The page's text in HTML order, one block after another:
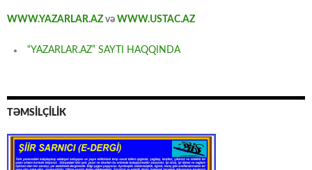
WWW.YAZARLAR.AZ və WWW.USTAC.AZ
“YAZARLAR.AZ” SAYTI HAQQINDA
TƏMSİLÇİLİK